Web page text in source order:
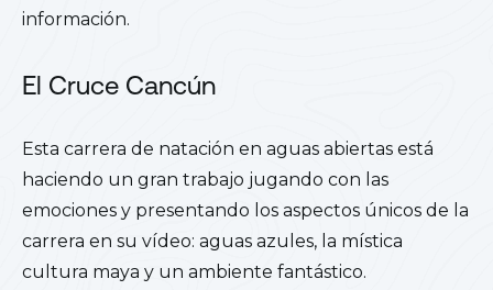
información.
El Cruce Cancún
Esta carrera de natación en aguas abiertas está
haciendo un gran trabajo jugando con las
emociones y presentando los aspectos únicos de la
carrera en su vídeo: aguas azules, la mística
cultura maya y un ambiente fantástico.